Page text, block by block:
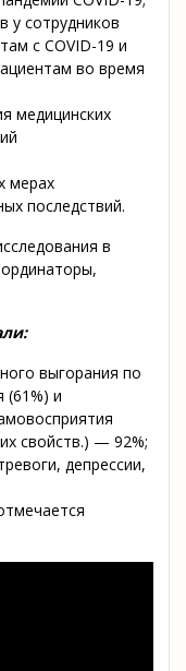
у сотрудников
с COVID-19 и
во время
медицинских
мерах
последствий.
в
выгорания по
(61%) и
свойств.) — 92%;
депрессии,